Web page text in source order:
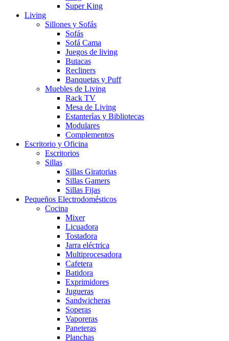
Super King
Living
Sillones y Sofás
Sofás
Sofá Cama
Juegos de living
Butacas
Recliners
Banquetas y Puff
Muebles de Living
Rack TV
Mesa de Living
Estanterías y Bibliotecas
Modulares
Complementos
Escritorio y Oficina
Escritorios
Sillas
Sillas Giratorias
Sillas Gamers
Sillas Fijas
Pequeños Electrodomésticos
Cocina
Mixer
Licuadora
Tostadora
Jarra eléctrica
Multiprocesadora
Cafetera
Batidora
Exprimidores
Jugueras
Sandwicheras
Soperas
Vaporeras
Paneteras
Planchas